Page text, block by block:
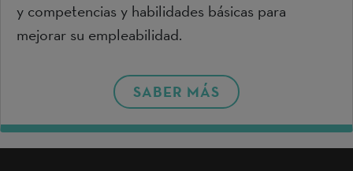
y competencias y habilidades básicas para
mejorar su empleabilidad.
SABER MÁS